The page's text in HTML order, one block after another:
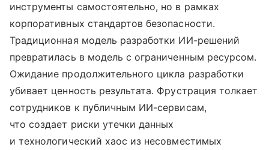
инструменты самостоятельно, но в рамках
корпоративных стандартов безопасности.
Традиционная модель разработки ИИ-решений
превратилась в модель с ограниченным ресурсом.
Ожидание продолжительного цикла разработки
убивает ценность результата. Фрустрация толкает
сотрудников к публичным ИИ-сервисам,
что создает риски утечки данных
и технологический хаос из несовместимых